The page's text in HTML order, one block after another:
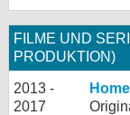
FILME UND
PRODUKTION)
2013 -
2017